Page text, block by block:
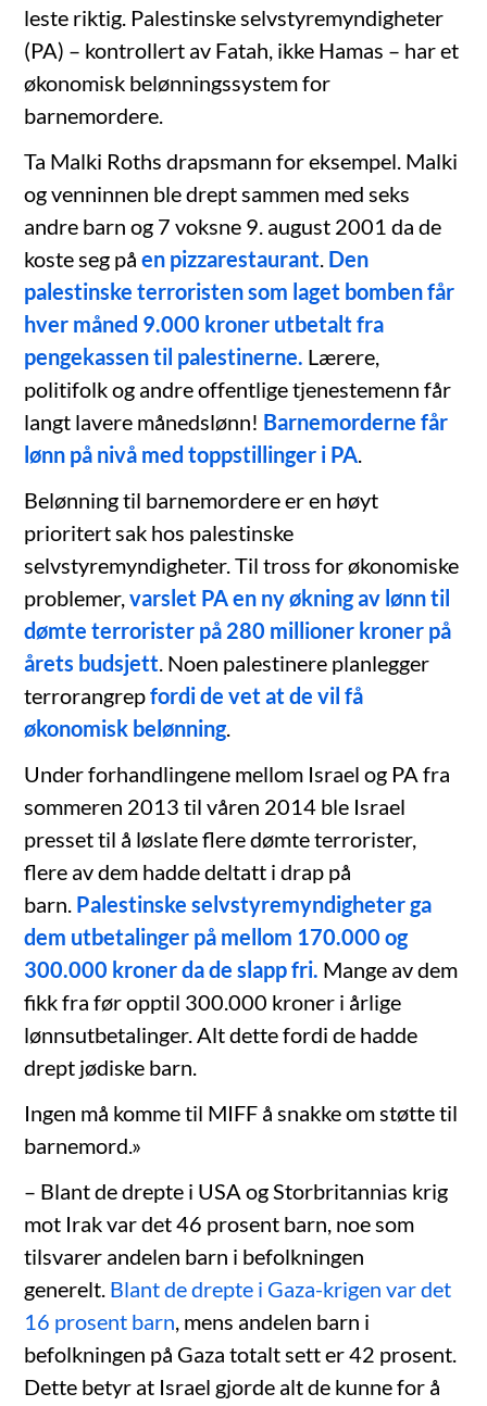
leste riktig. Palestinske selvstyremyndigheter
(PA) – kontrollert av Fatah, ikke Hamas – har et
økonomisk belønningssystem for
barnemordere.
Ta Malki Roths drapsmann for eksempel. Malki
og venninnen ble drept sammen med seks
andre barn og 7 voksne 9. august 2001 da de
koste seg påen pizzarestaurant Den
palestinske terroristen som laget bomben får
hver måned 9.000 kroner utbetalt fra
pengekassen til palestinerne. Lærere,
politifolk og andre offentlige tjenestemenn får
langt lavere månedslønn! Barnemorderne får
lønn på nivå med toppstillinger i PA
Belønning til barnemordere er en høyt
prioritert sak hos palestinske
selvstyremyndigheter. Til tross for økonomiske
problemer,varslet PA en ny økning av lønn til
dømte terrorister på 280 millioner kroner på
årets budsjett . Noen palestinere planlegger
terrorangrepfordi de vet at de vil få
økonomisk belønning.
Under forhandlingene mellom Israel og PA fra
sommeren 2013 til våren 2014 ble Israel
presset til å løslate flere dømte terrorister,
flere av dem hadde deltatt i drap på
barn. Palestinske selvstyremyndigheter ga
dem utbetalinger på mellom 170.000 og
300.000 kroner da de slapp fri. Mange av dem
fikk fra før opptil 300.000 kroner i årlige
lønnsutbetalinger. Alt dette fordi de hadde
drept jødiske barn.
Ingen må komme til MIFF å snakke om støtte til
barnemord.»
– Blant de drepte i USA og Storbritannias krig
mot Irak var det 46 prosent barn, noe som
tilsvarer andelen barn i befolkningen
generelt. Blant de drepte i Gaza-krigen var det
16 prosent barn , mens andelen barn i
befolkningen på Gaza totalt sett er 42 prosent.
Dette betyr at Israel gjorde alt de kunne for å